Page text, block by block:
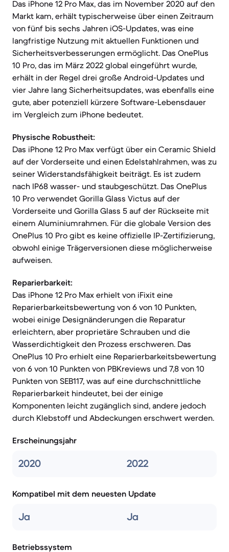
Das iPhone 12 Pro Max, das im November 2020 auf den
Markt kam, erhält typischerweise über einen Zeitraum
von fünf bis sechs Jahren iOS-Updates, was eine
langfristige Nutzung mit aktuellen Funktionen und
Sicherheitsverbesserungen ermöglicht. Das OnePlus
10 Pro, das im März 2022 global eingeführt wurde,
erhält in der Regel drei große Android-Updates und
vier Jahre lang Sicherheitsupdates, was ebenfalls eine
gute, aber potenziell kürzere Software-Lebensdauer
im Vergleich zum iPhone bedeutet.
Physische Robustheit:
Das iPhone 12 Pro Max verfügt über ein Ceramic Shield
auf der Vorderseite und einen Edelstahlrahmen, was zu
seiner Widerstandsfähigkeit beiträgt. Es ist zudem
nach IP68 wasser- und staubgeschützt. Das OnePlus
10 Pro verwendet Gorilla Glass Victus auf der
Vorderseite und Gorilla Glass 5 auf der Rückseite mit
einem Aluminiumrahmen. Für die globale Version des
OnePlus 10 Pro gibt es keine offizielle IP-Zertifizierung,
obwohl einige Trägerversionen diese möglicherweise
aufweisen.
Reparierbarkeit:
Das iPhone 12 Pro Max erhielt von iFixit eine
Reparierbarkeitsbewertung von 6 von 10 Punkten,
wobei einige Designänderungen die Reparatur
erleichtern, aber proprietäre Schrauben und die
Wasserdichtigkeit den Prozess erschweren. Das
OnePlus 10 Pro erhielt eine Reparierbarkeitsbewertung
von 6 von 10 Punkten von PBKreviews und 7,8 von 10
Punkten von SEB117, was auf eine durchschnittliche
Reparierbarkeit hindeutet, bei der einige
Komponenten leicht zugänglich sind, andere jedoch
durch Klebstoff und Abdeckungen erschwert werden.
Erscheinungsjahr
2020 2022
Kompatibel mit dem neuesten Update
Ja Ja
Betriebssystem